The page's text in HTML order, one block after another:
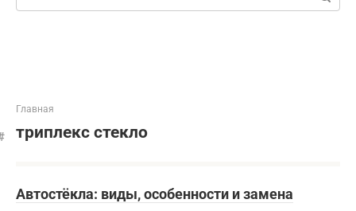
Главная
триплекс стекло
Автостёкла: виды, особенности и замена